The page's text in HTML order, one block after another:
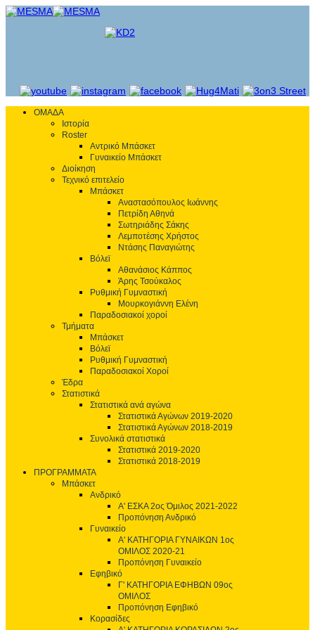
ΟΜΑΔΑ
Ιστορία
Roster
Αντρικό Μπάσκετ
Γυναικείο Μπάσκετ
Διοίκηση
Τεχνικό επιτελείο
Μπάσκετ
Αναστασόπουλος Ιωάννης
Πετρίδη Αθηνά
Σωτηριάδης Σάκης
Λεμποτέσης Χρήστος
Ντάσης Παναγιώτης
Βόλεϊ
Αθανάσιος Κάππος
Άρης Τσούκαλος
Ρυθμική Γυμναστική
Μουρκογιάννη Ελένη
Παραδοσιακοί χοροί
Τμήματα
Μπάσκετ
Βόλεϊ
Ρυθμική Γυμναστική
Παραδοσιακοί Χοροί
Έδρα
Στατιστικά
Στατιστικά ανά αγώνα
Στατιστικά Αγώνων 2019-2020
Στατιστικά Αγώνων 2018-2019
Συνολικά στατιστικά
Στατιστικά 2019-2020
Στατιστικά 2018-2019
ΠΡΟΓΡΑΜΜΑΤΑ
Μπάσκετ
Ανδρικό
Α' ΕΣΚΑ 2ος Όμιλος 2021-2022
Προπόνηση Ανδρικό
Γυναικείο
Α' ΚΑΤΗΓΟΡΙΑ ΓΥΝΑΙΚΩΝ 1ος
ΟΜΙΛΟΣ 2020-21
Προπόνηση Γυναικείο
Εφηβικό
Γ' ΚΑΤΗΓΟΡΙΑ ΕΦΗΒΩΝ 09ος
ΟΜΙΛΟΣ
Προπόνηση Εφηβικό
Κορασίδες